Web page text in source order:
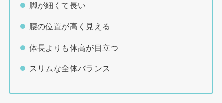
脚が細くて長い
腰の位置が高く見える
体長よりも体高が目立つ
スリムな全体バランス